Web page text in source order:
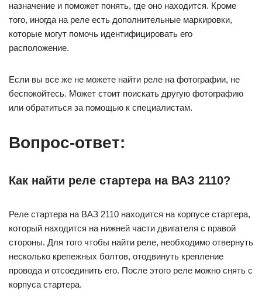
назначение и поможет понять, где оно находится. Кроме
того, иногда на реле есть дополнительные маркировки,
которые могут помочь идентифицировать его
расположение.
Если вы все же не можете найти реле на фотографии, не
беспокойтесь. Может стоит поискать другую фотографию
или обратиться за помощью к специалистам.
Вопрос-ответ:
Как найти реле стартера на ВАЗ 2110?
Реле стартера на ВАЗ 2110 находится на корпусе стартера,
который находится на нижней части двигателя с правой
стороны. Для того чтобы найти реле, необходимо отвернуть
несколько крепежных болтов, отодвинуть крепление
провода и отсоединить его. После этого реле можно снять с
корпуса стартера.